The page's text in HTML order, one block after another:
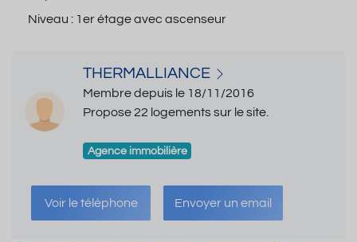
Niveau : 1er étage avec ascenseur
THERMALLIANCE
Membre depuis le 18/11/2016
Propose 22 logements sur le site.
Agence immobilière
Voir le téléphone Envoyer un email